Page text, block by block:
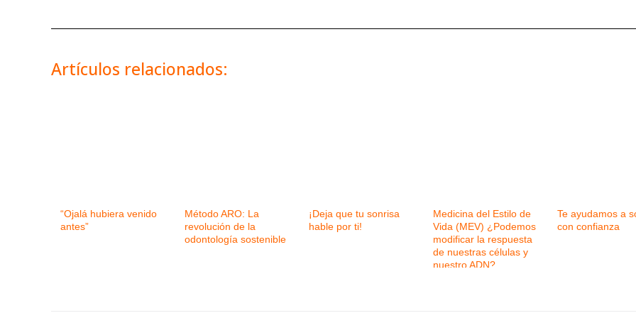
Artículos relacionados:
“Ojalá hubiera venido
antes”
Método ARO: La
revolución de la
odontología sostenible
¡Deja que tu sonrisa
hable por ti!
Medicina del Estilo de
Vida (MEV) ¿Podemos
modificar la respuesta
de nuestras células y
nuestro ADN?
Te ayudamos a
con confianza